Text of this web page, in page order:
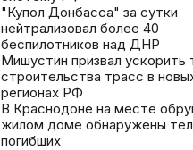
"Купол Донбасса" за сутки
нейтрализовал более 40
беспилотников над ДНР
Мишустин призвал ускорить
строительства трасс в
регионах РФ
В Краснодоне на месте
жилом доме обнаружены
погибших